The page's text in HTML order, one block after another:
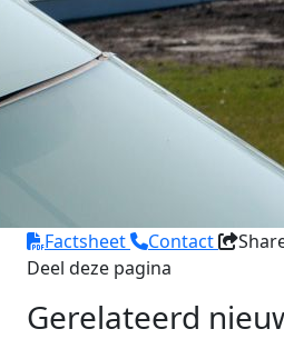
Factsheet Contact
Deel deze pagina
Gerelateerd